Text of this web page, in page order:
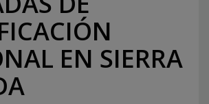
EN SIERRA